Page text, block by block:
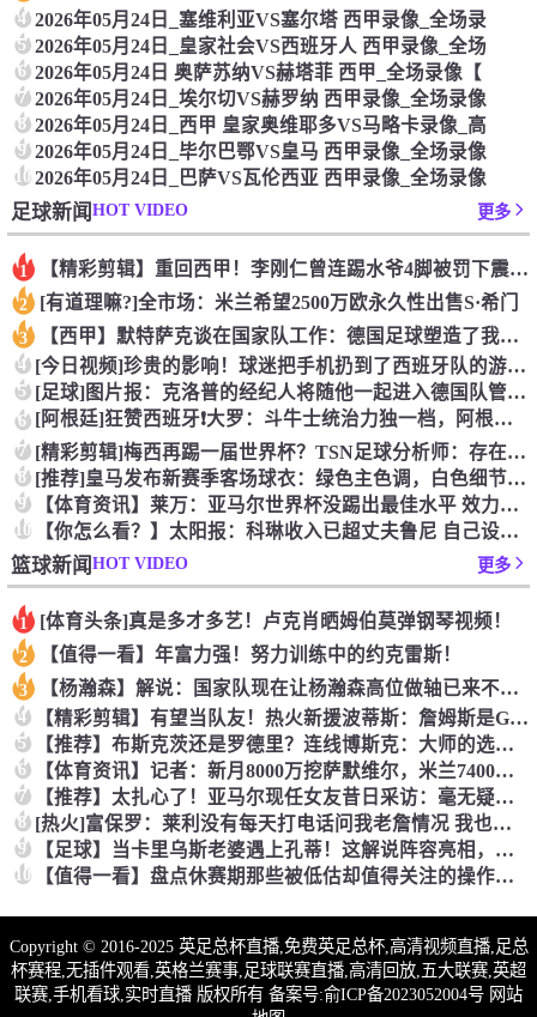
4 2026年05月24日_塞维利亚VS塞尔塔 西甲录像_全场录
5 2026年05月24日_皇家社会VS西班牙人 西甲录像_全场
6 2026年05月24日 奥萨苏纳VS赫塔菲 西甲_全场录像【
7 2026年05月24日_埃尔切VS赫罗纳 西甲录像_全场录像
8 2026年05月24日_西甲 皇家奥维耶多VS马略卡录像_高
9 2026年05月24日_毕尔巴鄂VS皇马 西甲录像_全场录像
102026年05月24日_巴萨VS瓦伦西亚 西甲录像_全场录像
足球新闻HOT VIDEO 更多
1 【精彩剪辑】重回西甲！李刚仁曾连踢水爷4脚被罚下震惊足坛
2 [有道理嘛?]全市场：米兰希望2500万欧永久性出售S·希门
3 【西甲】默特萨克谈在国家队工作：德国足球塑造了我的人生，感谢
4 [今日视频]珍贵的影响！球迷把手机扔到了西班牙队的游行大巴上
5 [足球]图片报：克洛普的经纪人将随他一起进入德国队管理团队
6 [阿根廷]狂赞西班牙❗大罗：斗牛士统治力独一档，阿根廷有梅西
7 [精彩剪辑]梅西再踢一届世界杯？TSN足球分析师：存在可能性
8 [推荐]皇马发布新赛季客场球衣：绿色主色调，白色细节+经典肩
9 【体育资讯】莱万：亚马尔世界杯没踢出最佳水平 效力过巴萨后就
10 【你怎么看？】太阳报：科琳收入已超丈夫鲁尼 自己设计服装8岁
篮球新闻HOT VIDEO 更多
1 [体育头条]真是多才多艺！卢克肖晒姆伯莫弹钢琴视频！
2 【值得一看】年富力强！努力训练中的约克雷斯！
3 【杨瀚森】解说：国家队现在让杨瀚森高位做轴已来不及了 多打打
4 【精彩剪辑】有望当队友！热火新援波蒂斯：詹姆斯是GOAT！我
5 【推荐】布斯克茨还是罗德里？连线博斯克：大师的选择会是谁？
6 【体育资讯】记者：新月8000万挖萨默维尔，米兰7400万买
7 【推荐】太扎心了！亚马尔现任女友昔日采访：毫无疑问更喜欢贝林
8 [热火]富保罗：莱利没有每天打电话问我老詹情况 我也告知其他
9 【足球】当卡里乌斯老婆遇上孔蒂！这解说阵容亮相，排场直接拉满
10 【值得一看】盘点休赛期那些被低估却值得关注的操作：尚帕尼低价
Copyright © 2016-2025 英足总杯直播,免费英足总杯,高清视频直播,足总
杯赛程,无插件观看,英格兰赛事,足球联赛直播,高清回放,五大联赛,英超
联赛,手机看球,实时直播 版权所有 备案号:俞ICP备2023052004号 网站